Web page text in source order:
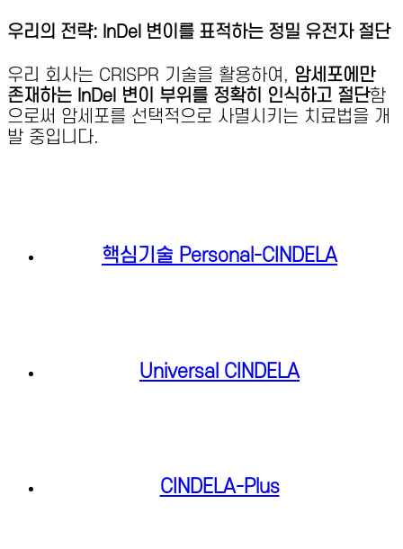
우리의 전략: InDel 변이를 표적하는 정밀 유전자 절단
우리 회사는 CRISPR 기술을 활용하여, 암세포에만
존재하는 InDel 변이 부위를 정확히 인식하고 절단함
으로써 암세포를 선택적으로 사멸시키는 치료법을 개
발 중입니다.
핵심기술 Personal-CINDELA
Universal CINDELA
CINDELA-Plus